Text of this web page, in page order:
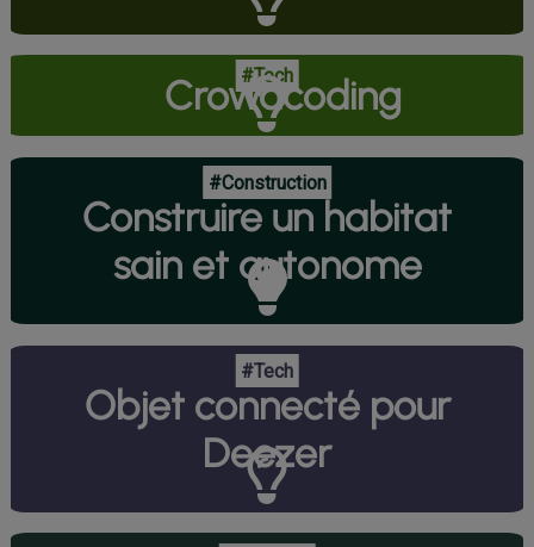
#Tech
Crowdcoding
#Construction
Construire un habitat
sain et autonome
#Tech
Objet connecté pour
Deezer